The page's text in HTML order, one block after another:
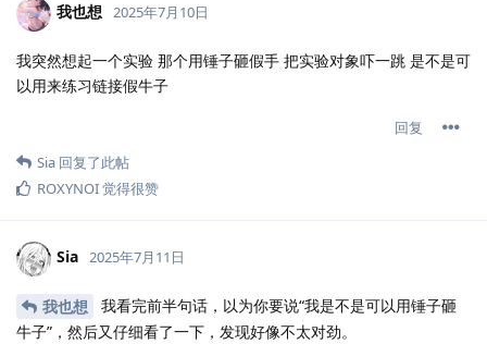
我也想 2025年7月10日
我突然想起一个实验 那个用锤子砸假手 把实验对象吓一跳 是不是可
以用来练习链接假牛子
回复
Sia 回复了此帖
ROXYNOI觉得很赞
Sia 2025年7月11日
我也想
我看完前半句话，以为你要说“我是不是可以用锤子砸
牛子”，然后又仔细看了一下，发现好像不太对劲。